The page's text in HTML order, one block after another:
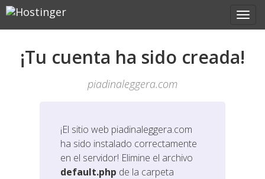
¡Tu cuenta ha sido creada!
piadinaleggera.com
¡El sitio web piadinaleggera.com
ha sido instalado correctamente
en el servidor! Elimine el archivo
default.php de la carpeta